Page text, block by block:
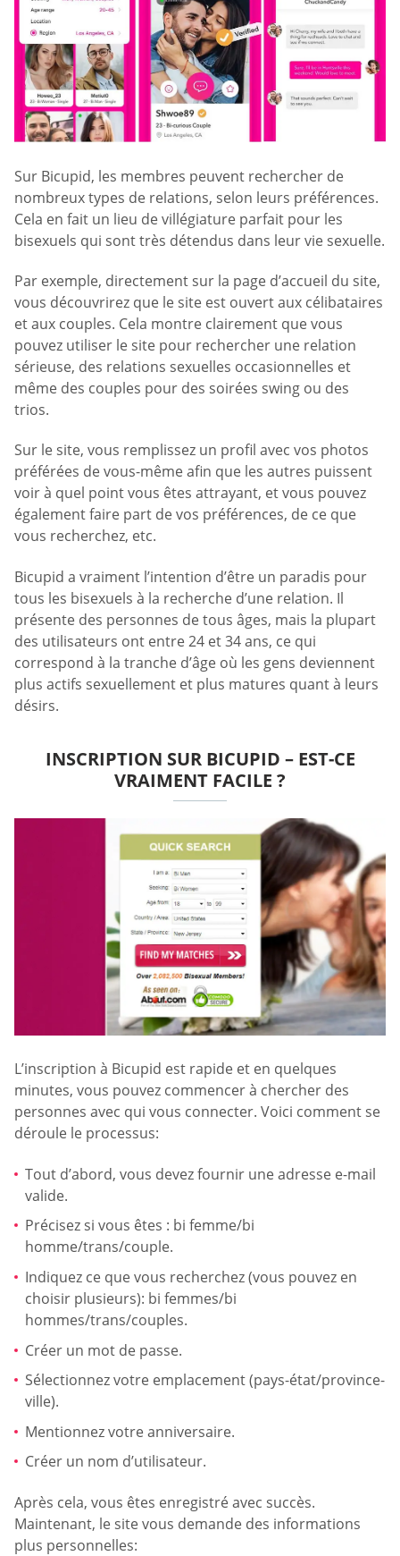
Sur Bicupid, les membres peuvent rechercher de
nombreux types de relations, selon leurs préférences.
Cela en fait un lieu de villégiature parfait pour les
bisexuels qui sont très détendus dans leur vie sexuelle.
Par exemple, directement sur la page d’accueil du site,
vous découvrirez que le site est ouvert aux célibataires
et aux couples. Cela montre clairement que vous
pouvez utiliser le site pour rechercher une relation
sérieuse, des relations sexuelles occasionnelles et
même des couples pour des soirées swing ou des
trios.
Sur le site, vous remplissez un profil avec vos photos
préférées de vous-même afin que les autres puissent
voir à quel point vous êtes attrayant, et vous pouvez
également faire part de vos préférences, de ce que
vous recherchez, etc.
Bicupid a vraiment l’intention d’être un paradis pour
tous les bisexuels à la recherche d’une relation. Il
présente des personnes de tous âges, mais la plupart
des utilisateurs ont entre 24 et 34 ans, ce qui
correspond à la tranche d’âge où les gens deviennent
plus actifs sexuellement et plus matures quant à leurs
désirs.
INSCRIPTION SUR BICUPID – EST-CE
VRAIMENT FACILE ?
L’inscription à Bicupid est rapide et en quelques
minutes, vous pouvez commencer à chercher des
personnes avec qui vous connecter. Voici comment se
déroule le processus:
Tout d’abord, vous devez fournir une adresse e-mail
valide.
Précisez si vous êtes : bi femme/bi
homme/trans/couple.
Indiquez ce que vous recherchez (vous pouvez en
choisir plusieurs): bi femmes/bi
hommes/trans/couples.
Créer un mot de passe.
Sélectionnez votre emplacement (pays-état/province-
ville).
Mentionnez votre anniversaire.
Créer un nom d’utilisateur.
Après cela, vous êtes enregistré avec succès.
Maintenant, le site vous demande des informations
plus personnelles: